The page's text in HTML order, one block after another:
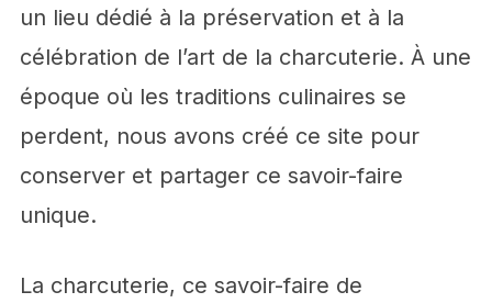
un lieu dédié à la préservation et à la
célébration de l’art de la charcuterie. À une
époque où les traditions culinaires se
perdent, nous avons créé ce site pour
conserver et partager ce savoir-faire
unique.
La charcuterie, ce savoir-faire de